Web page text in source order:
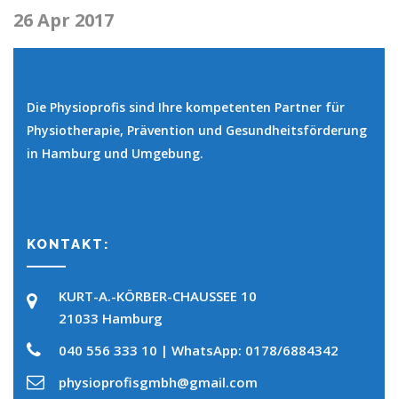
26 Apr 2017
Die Physioprofis sind Ihre kompetenten Partner für
Physiotherapie, Prävention und Gesundheitsförderung
in Hamburg und Umgebung.
KONTAKT:
KURT-A.-KÖRBER-CHAUSSEE 10
21033 Hamburg
040 556 333 10 | WhatsApp: 0178/6884342
physioprofisgmbh@gmail.com